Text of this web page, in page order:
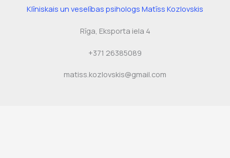
Klīniskais un veselības psihologs Matīss Kozlovskis
Rīga, Eksporta iela 4
+371 26385089
matiss.kozlovskis@gmail.com